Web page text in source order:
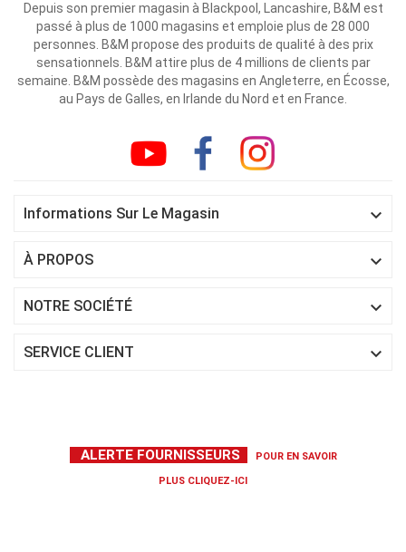
Depuis son premier magasin à Blackpool, Lancashire, B&M est
passé à plus de 1000 magasins et emploie plus de 28 000
personnes. B&M propose des produits de qualité à des prix
sensationnels. B&M attire plus de 4 millions de clients par
semaine. B&M possède des magasins en Angleterre, en Écosse,
au Pays de Galles, en Irlande du Nord et en France.
Informations Sur Le Magasin 
À PROPOS 
NOTRE SOCIÉTÉ 
SERVICE CLIENT 
ALERTE FOURNISSEURS POUR EN SAVOIR
PLUS CLIQUEZ-ICI